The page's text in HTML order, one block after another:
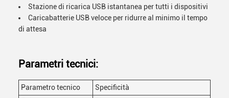
Stazione di ricarica USB istantanea per tutti i dispositivi
Caricabatterie USB veloce per ridurre al minimo il tempo
di attesa
Parametri tecnici:
Parametro tecnico
Specificità